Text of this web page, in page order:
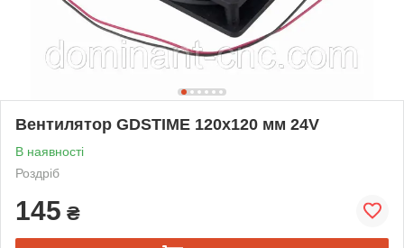
Вентилятор GDSTIME 120х120 мм 24V
В наявності
Роздріб
145 ₴